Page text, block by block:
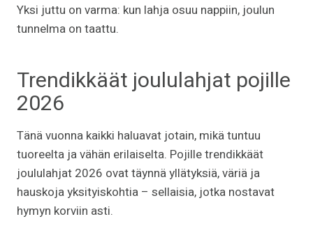
Yksi juttu on varma: kun lahja osuu nappiin, joulun
tunnelma on taattu.
Trendikkäät joululahjat pojille
2026
Tänä vuonna kaikki haluavat jotain, mikä tuntuu
tuoreelta ja vähän erilaiselta. Pojille trendikkäät
joululahjat 2026 ovat täynnä yllätyksiä, väriä ja
hauskoja yksityiskohtia – sellaisia, jotka nostavat
hymyn korviin asti.